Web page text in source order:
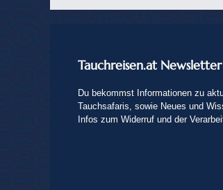
Tauchreisen.at Newsletter
Du bekommst Informationen zu
Tauchsafaris, sowie Neues und
Infos zum Widerruf und der